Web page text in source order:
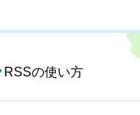
RSSの使い方